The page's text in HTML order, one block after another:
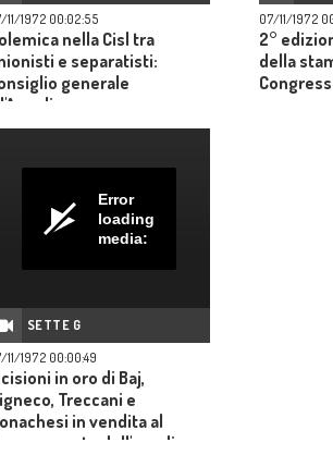
11/1972 00:02:55
nella Cisl tra
e separatisti:
generale
07/11/1972
2°
della
Error
loading
media:
SETTE G
11/1972 00:00:49
in oro di Baj,
Treccani e
in vendita al
dell'oro di